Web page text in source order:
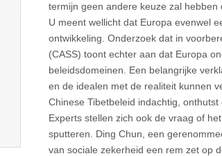
termijn geen andere keuze zal
U meent wellicht dat Europa evenwel
ontwikkeling. Onderzoek dat in
(CASS) toont echter aan dat Europa
beleidsdomeinen. Een belangrijke
en de idealen met de realiteit kunnen
Chinese Tibetbeleid indachtig,
Experts stellen zich ook de vraag of
sputteren. Ding Chun, een
van sociale zekerheid een rem zet op